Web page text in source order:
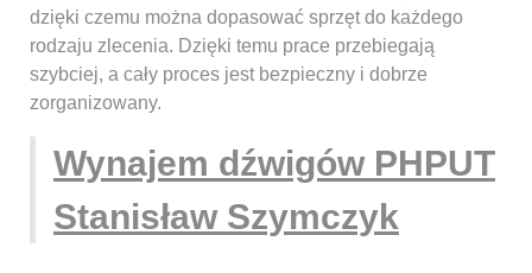
dzięki czemu można dopasować sprzęt do każdego
rodzaju zlecenia. Dzięki temu prace przebiegają
szybciej, a cały proces jest bezpieczny i dobrze
zorganizowany.
Wynajem dźwigów PHPUT
Stanisław Szymczyk